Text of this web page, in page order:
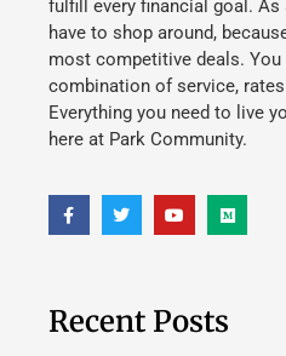
fulfill every financial goal. As
have to shop around,
most competitive deals. You
combination of service,
Everything you need to live
here at Park Community.
Recent Posts